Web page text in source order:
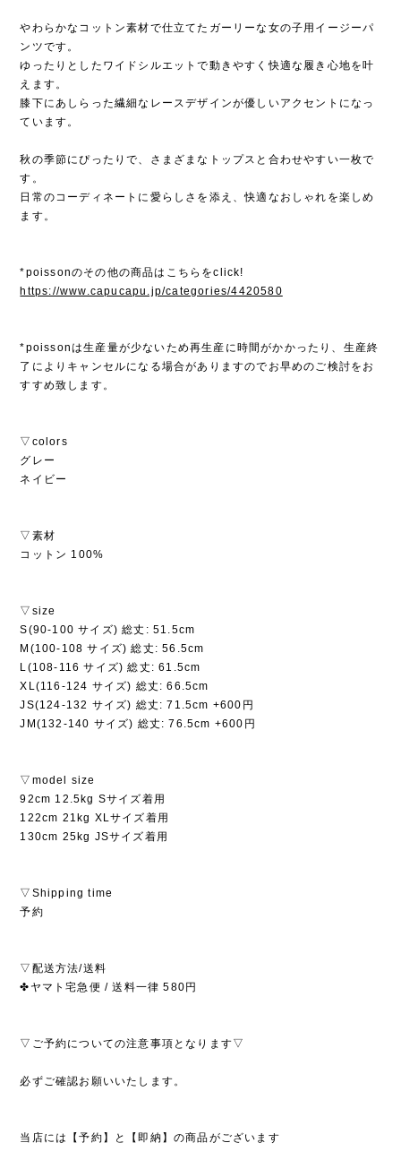
やわらかなコットン素材で仕立てたガーリーな女の子用イージーパ
ンツです。
ゆったりとしたワイドシルエットで動きやすく快適な履き心地を叶
えます。
膝下にあしらった繊細なレースデザインが優しいアクセントになっ
ています。
秋の季節にぴったりで、さまざまなトップスと合わせやすい一枚で
す。
日常のコーディネートに愛らしさを添え、快適なおしゃれを楽しめ
ます。
*poissonのその他の商品はこちらをclick!
https://www.capucapu.jp/categories/4420580
*poissonは生産量が少ないため再生産に時間がかかったり、生産終
了によりキャンセルになる場合がありますのでお早めのご検討をお
すすめ致します。
▽colors
グレー
ネイビー
▽素材
コットン 100%
▽size
S(90-100 サイズ) 総丈: 51.5cm
M(100-108 サイズ) 総丈: 56.5cm
L(108-116 サイズ) 総丈: 61.5cm
XL(116-124 サイズ) 総丈: 66.5cm
JS(124-132 サイズ) 総丈: 71.5cm +600円
JM(132-140 サイズ) 総丈: 76.5cm +600円
▽model size
92cm 12.5kg Sサイズ着用
122cm 21kg XLサイズ着用
130cm 25kg JSサイズ着用
▽Shipping time
予約
▽配送方法/送料
✤ヤマト宅急便 / 送料一律 580円
▽ご予約についての注意事項となります▽
必ずご確認お願いいたします。
当店には【予約】と【即納】の商品がございます